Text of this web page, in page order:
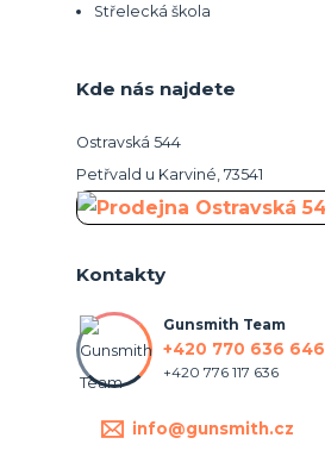
Střelecká škola
Kde nás najdete
Ostravská 544
Petřvald u Karviné, 73541
Kontakty
Gunsmith Team
+420 770 636 646
+420 776 117 636
info@gunsmith.cz